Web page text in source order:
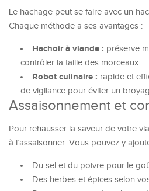
Le hachage peut se faire avec un
Chaque méthode a ses avantages :
Hachoir à viande : préserve
contrôler la taille des morceaux.
Robot culinaire : rapide et
de vigilance pour éviter un
Assaisonnement et
Pour rehausser la saveur de votre
à l’assaisonner. Vous pouvez y
Du sel et du poivre pour le
Des herbes et épices selon